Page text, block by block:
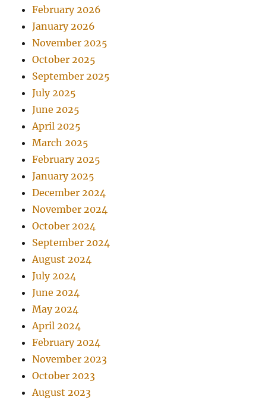
February 2026
January 2026
November 2025
October 2025
September 2025
July 2025
June 2025
April 2025
March 2025
February 2025
January 2025
December 2024
November 2024
October 2024
September 2024
August 2024
July 2024
June 2024
May 2024
April 2024
February 2024
November 2023
October 2023
August 2023